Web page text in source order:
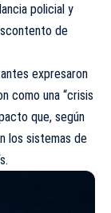
policial y
de
expresaron
como una “crisis
que, según
los sistemas de